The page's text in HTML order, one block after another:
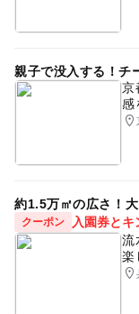
親子で没入する！チ
京
感
約1.5万㎡の広さ！
クーポン
入園券とキ
流
楽